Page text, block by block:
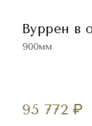
Вуррен в
900мм
95 772 ₽